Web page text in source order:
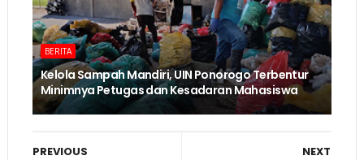
BERITA
Kelola Sampah Mandiri, UIN Ponorogo Terbentur
Minimnya Petugas dan Kesadaran Mahasiswa
NEXT
PREVIOUS